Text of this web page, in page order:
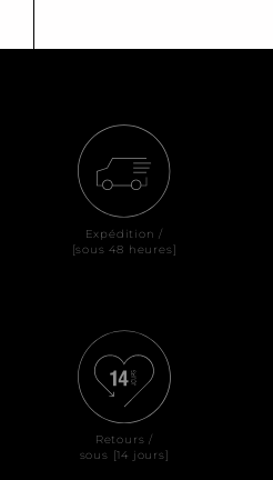
Expédition /
[sous 48 heures]
Retours /
sous [14 jours]